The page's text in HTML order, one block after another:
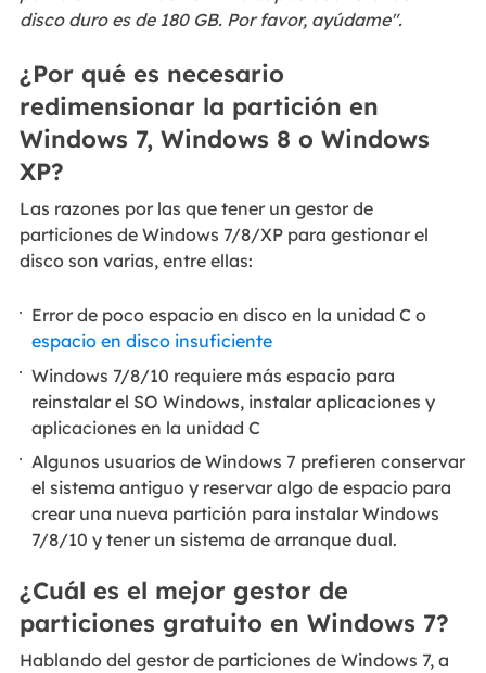
disco duro es de 180 GB. Por favor, ayúdame".
¿Por qué es necesario
redimensionar la partición en
Windows 7, Windows 8 o Windows
XP?
Las razones por las que tener un gestor de
particiones de Windows 7/8/XP para gestionar el
disco son varias, entre ellas:
Error de poco espacio en disco en la unidad C o
espacio en disco insuficiente
Windows 7/8/10 requiere más espacio para
reinstalar el SO Windows, instalar aplicaciones y
aplicaciones en la unidad C
Algunos usuarios de Windows 7 prefieren conservar
el sistema antiguo y reservar algo de espacio para
crear una nueva partición para instalar Windows
7/8/10 y tener un sistema de arranque dual.
¿Cuál es el mejor gestor de
particiones gratuito en Windows 7?
Hablando del gestor de particiones de Windows 7, a